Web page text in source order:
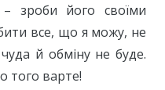
зроби його своїми
все, що я можу, не
й обміну не буде.
того варте!